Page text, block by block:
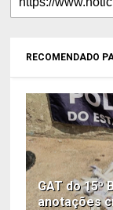
RECOMENDADO
GAT do 15º
anotações